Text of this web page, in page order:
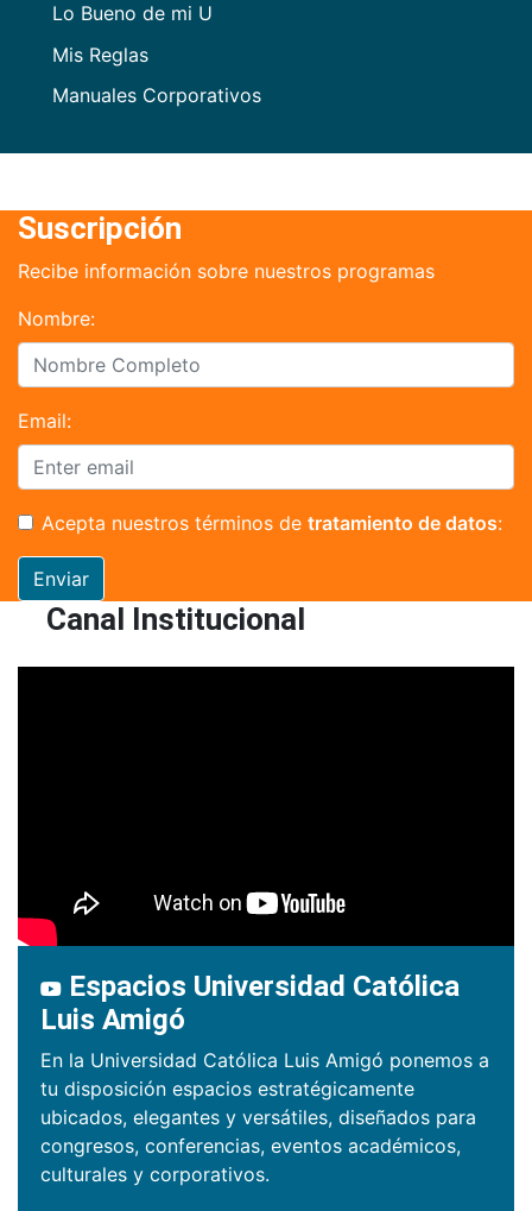
Lo Bueno de mi U
Mis Reglas
Manuales Corporativos
Suscripción
Recibe información sobre nuestros programas
Nombre:
Email:
Acepta nuestros términos de tratamiento de datos:
Enviar
Canal Institucional
Espacios Universidad Católica
Luis Amigó
En la Universidad Católica Luis Amigó ponemos a
tu disposición espacios estratégicamente
ubicados, elegantes y versátiles, diseñados para
congresos, conferencias, eventos académicos,
culturales y corporativos.